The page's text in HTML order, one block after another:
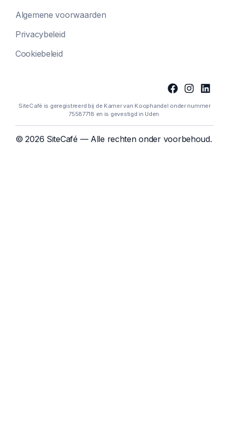
Algemene voorwaarden
Privacybeleid
Cookiebeleid
SiteCafé is geregistreerd bij de Kamer van Koophandel onder nummer
75587718 en is gevestigd in Uden.
© 2026 SiteCafé — Alle rechten onder voorbehoud.